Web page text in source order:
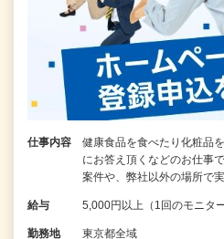
仕事内容
健康食品を食べたり化粧品
にお答え頂くなどのお仕事
案件や、弊社以外の場所で
給与 5,000円以上（1回のモニ
勤務地 東京都全域